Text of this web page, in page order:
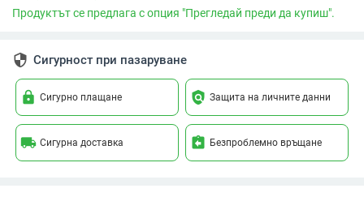
Продуктът се предлага с опция "Прегледай преди да купиш".
security Сигурност при пазаруване
lock Сигурно плащане policy Защита на личните данни
local_shipping Сигурна доставка assignment_return Безпроблемно връщане